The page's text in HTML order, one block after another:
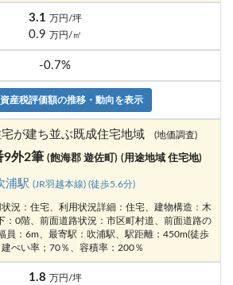
3.1 万円/坪
0.9 万円/㎡
-0.7%
産税評価額の推移・動向を表示
が建ち並ぶ既成住宅地域 (地価調査)
9外2筆 (飽海郡 遊佐町) (用途地域 住宅地)
浦駅 (JR羽越本線) (徒歩5.6分)
況：住宅、利用状況詳細：住宅、建物構造：木
：0階、前面道路状況：市区町村道、前面道路の
員：6m、最寄駅：吹浦駅、駅距離：450m(徒歩
建ぺい率；70％、容積率：200％
1.8 万円/坪